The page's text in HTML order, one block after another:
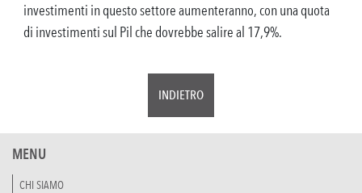
investimenti in questo settore aumenteranno, con una quota
di investimenti sul Pil che dovrebbe salire al 17,9%.
INDIETRO
MENU
CHI SIAMO